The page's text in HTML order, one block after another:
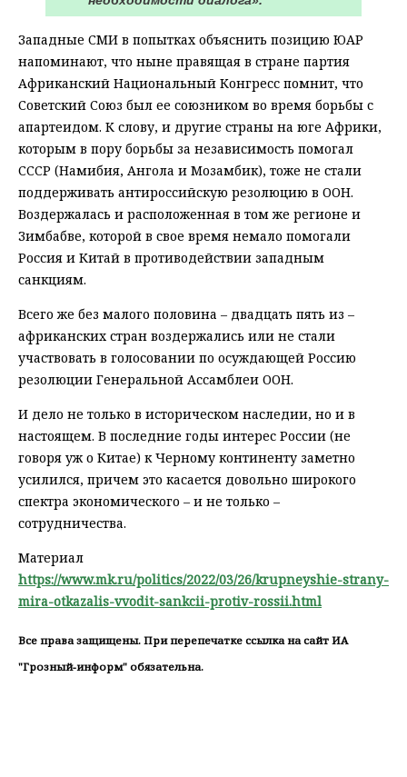
Западные СМИ в попытках объяснить позицию ЮАР
напоминают, что ныне правящая в стране партия
Африканский Национальный Конгресс помнит, что
Советский Союз был ее союзником во время борьбы с
апартеидом. К слову, и другие страны на юге Африки,
которым в пору борьбы за независимость помогал
СССР (Намибия, Ангола и Мозамбик), тоже не стали
поддерживать антироссийскую резолюцию в ООН.
Воздержалась и расположенная в том же регионе и
Зимбабве, которой в свое время немало помогали
Россия и Китай в противодействии западным
санкциям.
Всего же без малого половина – двадцать пять из –
африканских стран воздержались или не стали
участвовать в голосовании по осуждающей Россию
резолюции Генеральной Ассамблеи ООН.
И дело не только в историческом наследии, но и в
настоящем. В последние годы интерес России (не
говоря уж о Китае) к Черному континенту заметно
усилился, причем это касается довольно широкого
спектра экономического – и не только –
сотрудничества.
Материал
https://www.mk.ru/politics/2022/03/26/krupneyshie-strany-
mira-otkazalis-vvodit-sankcii-protiv-rossii.html
Все права защищены. При перепечатке ссылка на сайт ИА
"Грозный-информ" обязательна.